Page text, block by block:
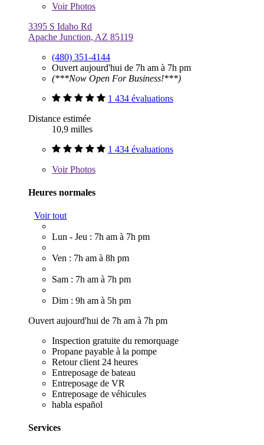
VoirPhotos
3395 S Idaho Rd
Apache Junction, AZ 85119
(480) 351-4144
Ouvert aujourd'hui de 7h am à 7h pm
(***Now Open For Business!***)
1 434 évaluations
Distance estimée
10,9 milles
1 434 évaluations
VoirPhotos
Heures normales
Voir tout
Lun - Jeu : 7h am à 7h pm
Ven : 7h am à 8h pm
Sam : 7h am à 7h pm
Dim : 9h am à 5h pm
Ouvert aujourd'hui de 7h am à 7h pm
Inspection gratuite du remorquage
Propane payable à la pompe
Retour client 24 heures
Entreposage de bateau
Entreposage de VR
Entreposage de véhicules
habla español
Services